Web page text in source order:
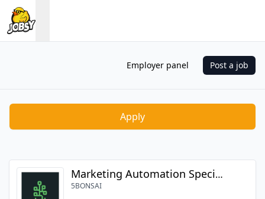
Employer panel Post a job
Marketing Automation Specialist
5BONSAI
Apply